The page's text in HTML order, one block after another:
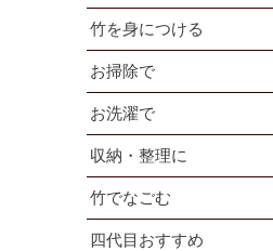
竹を身につける
お掃除で
お洗濯で
収納・整理に
竹でなごむ
四代目おすすめ